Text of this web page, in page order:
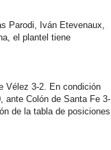
Parodi, Iván Etevenaux,
el plantel tiene
Vélez 3-2. En condición
ante Colón de Santa Fe 3-
de la tabla de posiciones